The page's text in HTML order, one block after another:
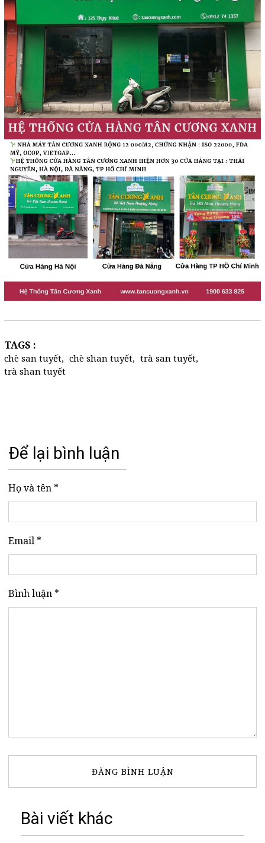
TAGS :
chè san tuyết, chè shan tuyết, trà san tuyết,
trà shan tuyết
Để lại bình luận
Họ và tên *
Email *
Bình luận *
Bài viết khác